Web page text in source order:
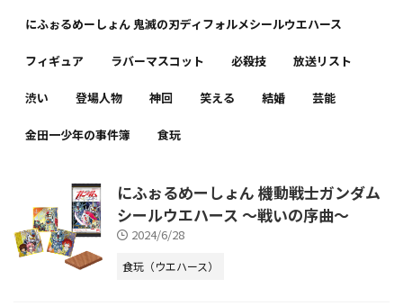
にふぉるめーしょん 鬼滅の刃ディフォルメシールウエハース
フィギュア ラバーマスコット 必殺技 放送リスト
渋い 登場人物 神回 笑える 結婚 芸能
金田一少年の事件簿 食玩
にふぉるめーしょん 機動戦士ガンダム
シールウエハース ～戦いの序曲～
2024/6/28
食玩（ウエハース）